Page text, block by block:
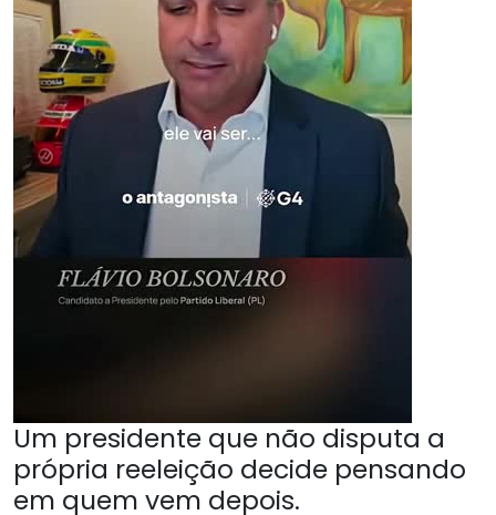
Um presidente que não disputa a
própria reeleição decide pensando
em quem vem depois.